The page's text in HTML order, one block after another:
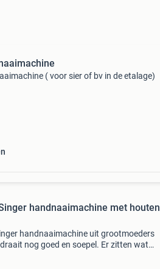
( voor sier of bv in de etalage)
handnaaimachine met houten
handnaaimachine uit grootmoeders
nog goed en soepel. Er zitten wat